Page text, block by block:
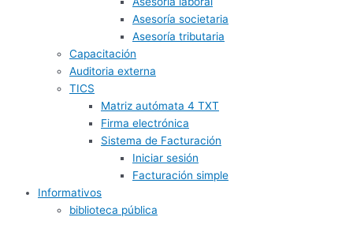
Asesoría societaria
Asesoría tributaria
Capacitación
Auditoria externa
TICS
Matriz autómata 4 TXT
Firma electrónica
Sistema de Facturación
Iniciar sesión
Facturación simple
Informativos
biblioteca pública